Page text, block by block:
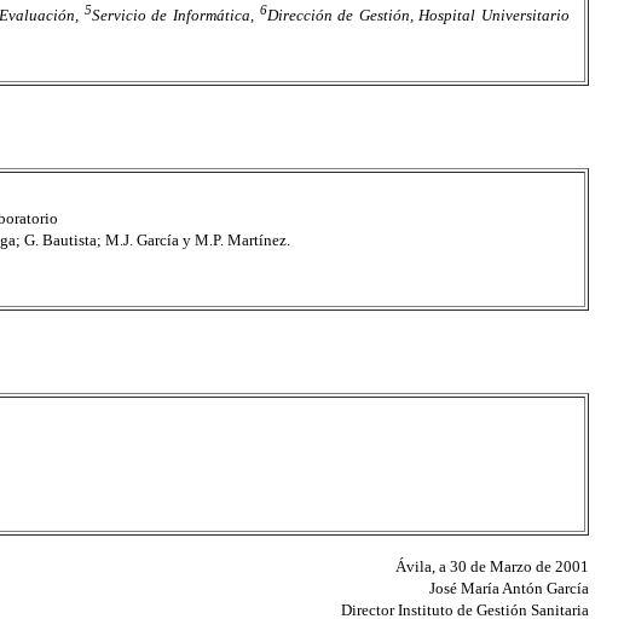
5Servicio de Informática, 6Dirección de Gestión, Hospital Universitario
G. Bautista; M.J. García y M.P. Martínez.
Ávila, a 30 de Marzo de 2001
José María Antón García
Director Instituto de Gestión Sanitaria